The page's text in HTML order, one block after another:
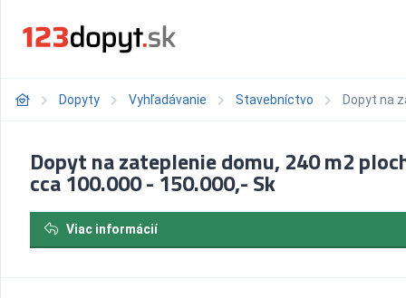
Dopyty Vyhľadávanie Stavebníctvo Dopyt na
Dopyt na zateplenie domu, 240 m2
cca 100.000 - 150.000,- Sk
Viac informácií